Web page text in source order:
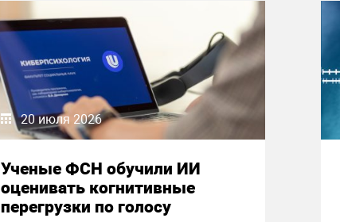
20 июля 2026
Ученые ФСН обучили ИИ
оценивать когнитивные
перегрузки по голосу